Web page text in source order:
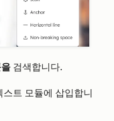
검색합니다.
트 모듈에 삽입합니